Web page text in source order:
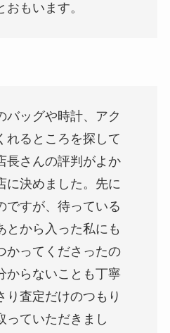
もいます。
バッグや時計、アク
れるところを探して
長さんの評判がよか
に決めました。先に
ですが、待っている
とから入った私にも
かってくださったの
からないことも丁寧
り査定だけのつもり
っていただきまし